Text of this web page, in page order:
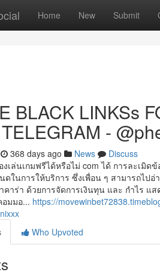
Home New Submit
BLACK LINKSs
-
368 days ago News
Discuss
เล่นเกมฟรีได้หรือไม่ com ได้ การละเมิ
ดในการให้บริการ ซึ่งเพื่อน ๆ สามารถไป
คาร่า ด้วยการจัดการเงินทุน และ กำไร แ
มมอ... https://
Who Upvoted